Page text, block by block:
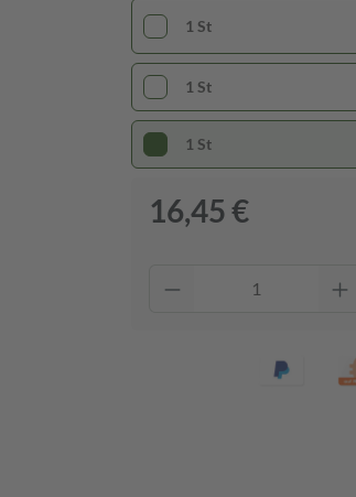
1 St
1 St
1 St
16,45 €